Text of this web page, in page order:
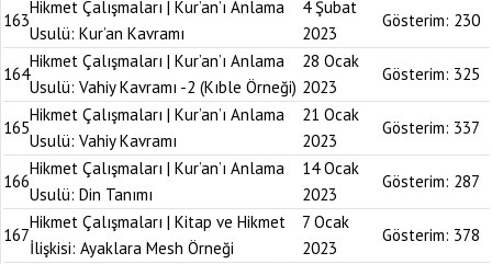
163
Hikmet Çalışmaları | Kur’an’ı Anlama
Usulü: Kur’an Kavramı
4 Şubat
2023
Gösterim: 230
164
Hikmet Çalışmaları | Kur’an’ı Anlama
Usulü: Vahiy Kavramı -2 (Kıble Örneği)
28 Ocak
2023
Gösterim: 325
165
Hikmet Çalışmaları | Kur’an’ı Anlama
Usulü: Vahiy Kavramı
21 Ocak
2023
Gösterim: 337
166
Hikmet Çalışmaları | Kur’an’ı Anlama
Usulü: Din Tanımı
14 Ocak
2023
Gösterim: 287
167
Hikmet Çalışmaları | Kitap ve Hikmet
İlişkisi: Ayaklara Mesh Örneği
7 Ocak
2023
Gösterim: 378